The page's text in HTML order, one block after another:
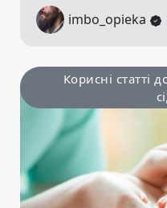
imbo_opieka
Корисні статті